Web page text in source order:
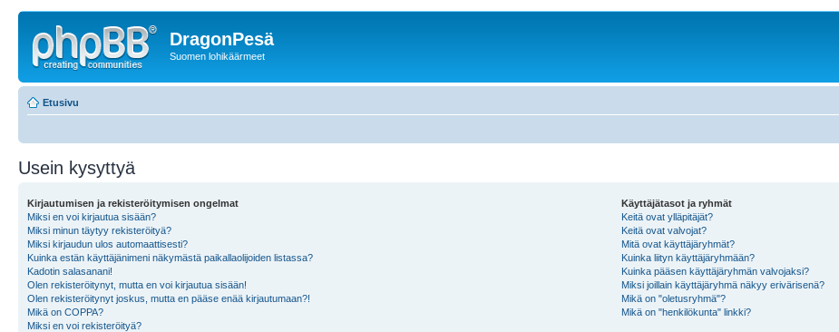
DragonPesä
Suomen lohikäärmeet
Etusivu
Usein kysyttyä
Kirjautumisen ja rekisteröitymisen ongelmat
Miksi en voi kirjautua sisään?
Miksi minun täytyy rekisteröityä?
Miksi kirjaudun ulos automaattisesti?
Kuinka estän käyttäjänimeni näkymästä paikallaolijoiden listassa?
Kadotin salasanani!
Olen rekisteröitynyt, mutta en voi kirjautua sisään!
Olen rekisteröitynyt joskus, mutta en pääse enää kirjautumaan?!
Mikä on COPPA?
Miksi en voi rekisteröityä?
Käyttäjätasot ja ryhmät
Keitä ovat ylläpitäjät?
Keitä ovat valvojat?
Mitä ovat käyttäjäryhmät?
Kuinka liityn käyttäjäryhmään?
Kuinka pääsen käyttäjäryhmän valvojaksi?
Miksi joillain käyttäjäryhmä näkyy erivärisenä?
Mikä on "oletusryhmä"?
Mikä on "henkilökunta" linkki?